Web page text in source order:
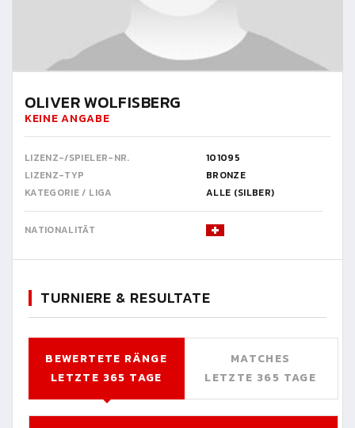
OLIVER WOLFISBERG
KEINE ANGABE
LIZENZ-/SPIELER-NR.
101095
LIZENZ-TYP
BRONZE
KATEGORIE / LIGA
ALLE (SILBER)
NATIONALITÄT
TURNIERE & RESULTATE
BEWERTETE RÄNGE
LETZTE 365 TAGE
MATCHES
LETZTE 365 TAGE